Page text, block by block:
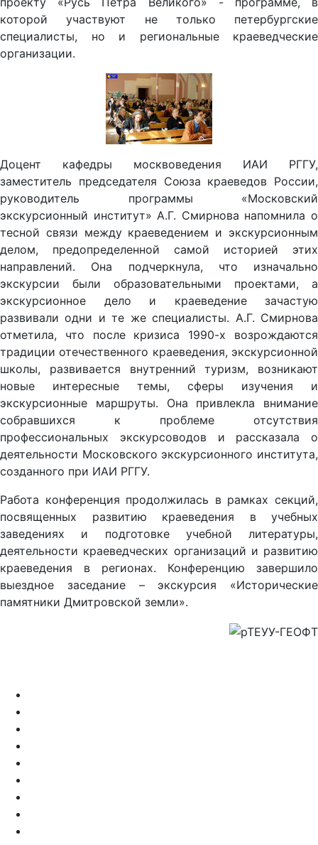
которой участвуют не только петербургские
специалисты, но и региональные краеведческие
организации.
Доцент кафедры москвоведения ИАИ РГГУ,
заместитель председателя Союза краеведов России,
руководитель программы «Московский
экскурсионный институт» А.Г. Смирнова напомнила о
тесной связи между краеведением и экскурсионным
делом, предопределенной самой историей этих
направлений. Она подчеркнула, что изначально
экскурсии были образовательными проектами, а
экскурсионное дело и краеведение зачастую
развивали одни и те же специалисты. А.Г. Смирнова
отметила, что после кризиса 1990-х возрождаются
традиции отечественного краеведения, экскурсионной
школы, развивается внутренний туризм, возникают
новые интересные темы, сферы изучения и
экскурсионные маршруты. Она привлекла внимание
собравшихся к проблеме отсутствия
профессиональных экскурсоводов и рассказала о
деятельности Московского экскурсионного института,
созданного при ИАИ РГГУ.
Работа конференция продолжилась в рамках секций,
посвященных развитию краеведения в учебных
заведениях и подготовке учебной литературы,
деятельности краеведческих организаций и развитию
краеведения в регионах. Конференцию завершило
выездное заседание – экскурсия «Исторические
памятники Дмитровской земли».